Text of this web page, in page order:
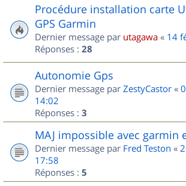
Procédure installation carte
GPS Garmin
Dernier message par utagawa « 14
Réponses : 28
Autonomie Gps
Dernier message par ZestyCastor «
14:02
Réponses : 3
MAJ impossible avec garmin
Dernier message par Fred Teston «
17:58
Réponses : 5